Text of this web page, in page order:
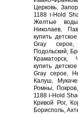
Церковь,
1188 i-Hold
Желтые
Николаев,
купить
Gray серое,
Подольский,
Краматорск,
купить
Gray серое,
Калуш,
Ромны,
1188 i-Hold
Кривой Рог,
Борисполь,